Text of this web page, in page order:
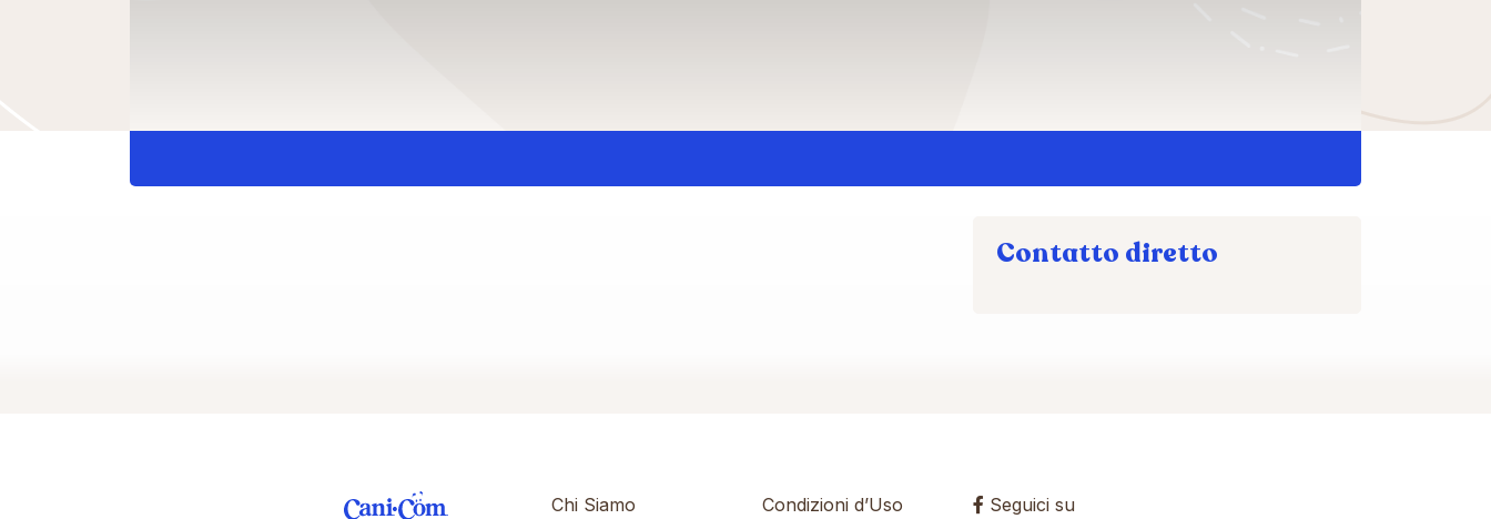
Contatto diretto
Chi Siamo Condizioni d’Uso Seguici su